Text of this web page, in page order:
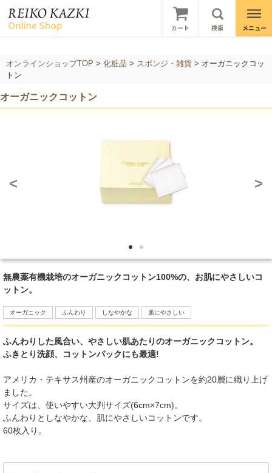
オンラインショップTOP > 化粧品 > スポンジ・雑貨 > オーガニックコッ
トン
オーガニックコットン
< >
無農薬有機栽培のオーガニックコットン100%の、お肌にやさしいコ
ットン。
オーガニック ふんわり しなやかな 肌にやさしい
ふんわりした風合い、やさしい肌あたりのオーガニックコットン。
ふきとり洗顔、コットンパックにも最適!
アメリカ・テキサス州産のオーガニックコットンを約20層に織り上げ
ました。
サイズは、使いやすい大判サイズ(6cm×7cm)。
ふんわりとしなやかな、肌にやさしいコットンです。
60枚入り。